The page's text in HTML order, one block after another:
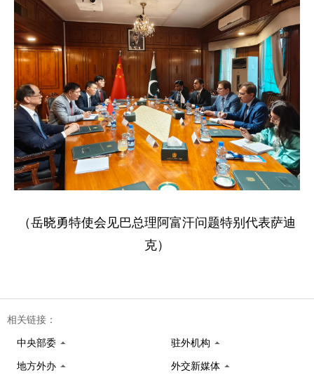
（岳晓勇特使会见巴总理阿富汗问题特别代表萨迪
克）
相关链接：
中央部委 驻外机构
地方外办 外交新媒体